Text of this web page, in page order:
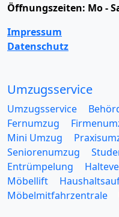
Öffnungszeiten: Mo -
Impressum
Datenschutz
Umzugsservice
Umzugsservice
Fernumzug
Mini Umzug
Seniorenumzug
Entrümpelung
Möbellift
Möbelmitfahrzentrale